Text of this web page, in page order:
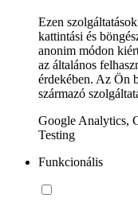
Ezen
kattintási és
anonim módon
az általános
érdekében. Az Ön
származó
Google Analytics,
Testing
Funkcionális